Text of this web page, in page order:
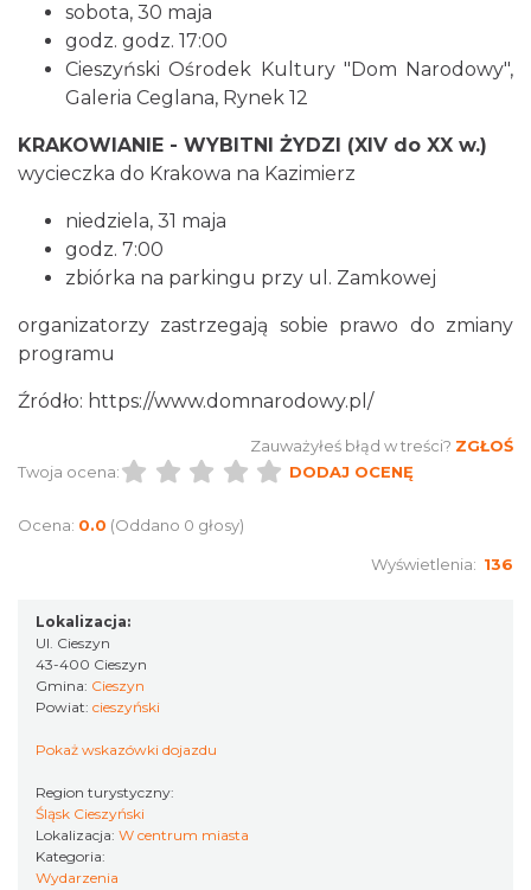
Koncert na głos i organy - Paweł Konik &
Maciej Zakrzewski
Cieszyn
1.66 km
Spektakl "Tajemnica 16. piętra"
1.76 km
Cieszyn
1.76 km
Koncert KARUZELA GNA
sobota, 30 maja
godz. godz. 17:00
Cieszyński Ośrodek Kultury "Dom Narodowy",
Galeria Ceglana, Rynek 12
KRAKOWIANIE - WYBITNI ŻYDZI (XIV do XX w.)
wycieczka do Krakowa na Kazimierz
niedziela, 31 maja
godz. 7:00
zbiórka na parkingu przy ul. Zamkowej
organizatorzy zastrzegają sobie prawo do zmiany
programu
Źródło: https://www.domnarodowy.pl/
Zauważyłeś błąd w treści? ZGŁOŚ
Twoja ocena:
DODAJ OCENĘ
Ocena: 0.0 (Oddano 0 głosy)
Wyświetlenia: 136
Lokalizacja:
Ul. Cieszyn
43-400 Cieszyn
Gmina: Cieszyn
Powiat: cieszyński
Pokaż wskazówki dojazdu
Region turystyczny:
Śląsk Cieszyński
Lokalizacja: W centrum miasta
Kategoria:
Wydarzenia